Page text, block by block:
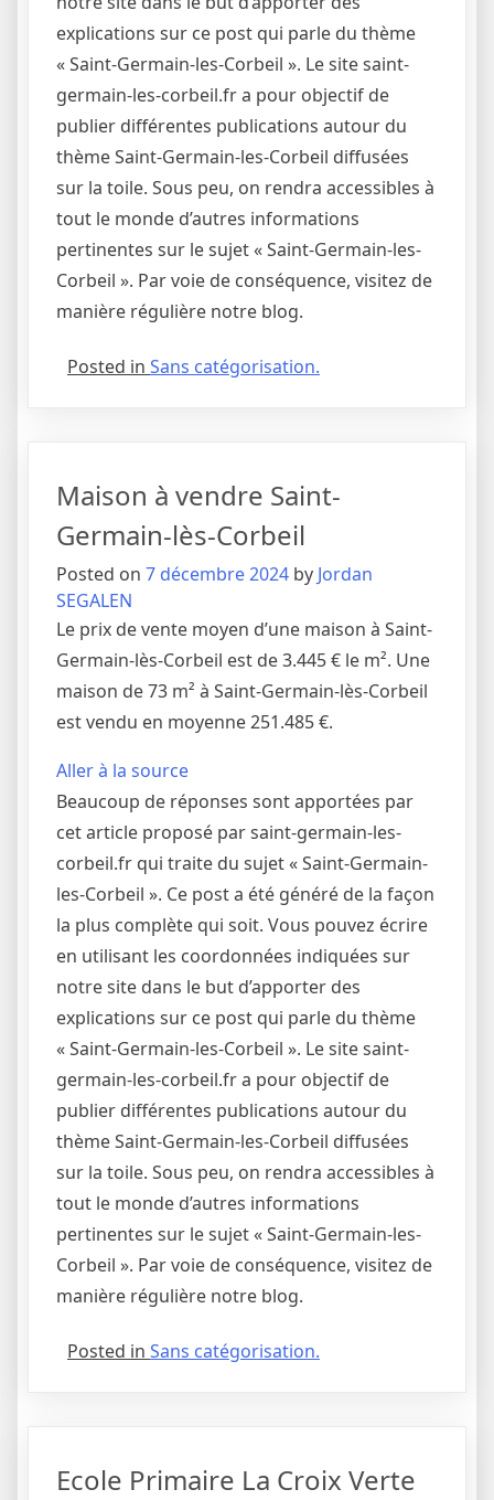
explications sur ce post qui parle du thème
« Saint-Germain-les-Corbeil ». Le site saint-
germain-les-corbeil.fr a pour objectif de
publier différentes publications autour du
thème Saint-Germain-les-Corbeil diffusées
sur la toile. Sous peu, on rendra accessibles à
tout le monde d’autres informations
pertinentes sur le sujet « Saint-Germain-les-
Corbeil ». Par voie de conséquence, visitez de
manière régulière notre blog.
Posted in Sans catégorisation.
Maison à vendre Saint-
Germain-lès-Corbeil
Posted on 7 décembre 2024 by Jordan
SEGALEN
Le prix de vente moyen d’une maison à Saint-
Germain-lès-Corbeil est de 3.445 € le m². Une
maison de 73 m² à Saint-Germain-lès-Corbeil
est vendu en moyenne 251.485 €.
Aller à la source
Beaucoup de réponses sont apportées par
cet article proposé par saint-germain-les-
corbeil.fr qui traite du sujet « Saint-Germain-
les-Corbeil ». Ce post a été généré de la façon
la plus complète qui soit. Vous pouvez écrire
en utilisant les coordonnées indiquées sur
notre site dans le but d’apporter des
explications sur ce post qui parle du thème
« Saint-Germain-les-Corbeil ». Le site saint-
germain-les-corbeil.fr a pour objectif de
publier différentes publications autour du
thème Saint-Germain-les-Corbeil diffusées
sur la toile. Sous peu, on rendra accessibles à
tout le monde d’autres informations
pertinentes sur le sujet « Saint-Germain-les-
Corbeil ». Par voie de conséquence, visitez de
manière régulière notre blog.
Posted in Sans catégorisation.
Ecole Primaire La Croix Verte